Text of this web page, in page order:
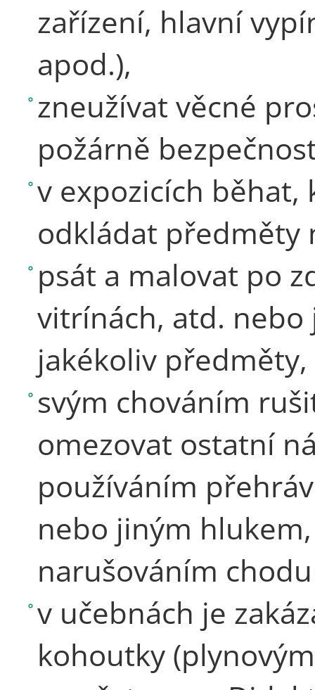
zařízení, hlavní
apod.),
zneužívat věcné
požárně
v expozicích
odkládat předměty
psát a malovat po
vitrínách, atd. nebo
jakékoliv předměty,
svým chováním
omezovat ostatní
používáním
nebo jiným
narušováním
v učebnách je
kohoutky